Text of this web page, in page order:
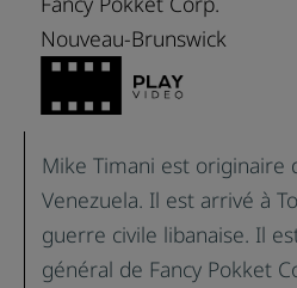
Nouveau-Brunswick
Mike Timani est originaire
Venezuela. Il est arrivé à
guerre civile libanaise. Il
général de Fancy Pokket